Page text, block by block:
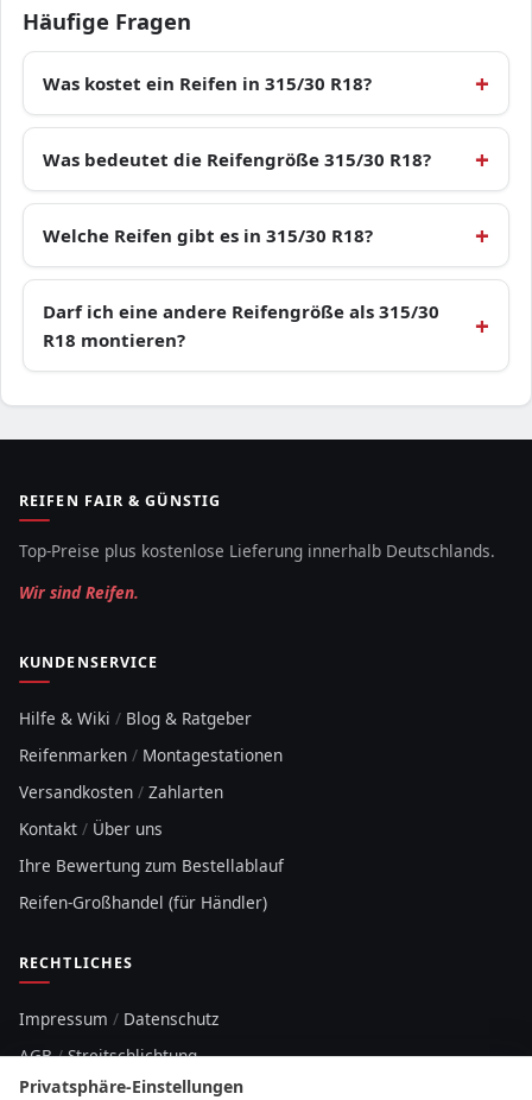
Häufige Fragen
Was kostet ein Reifen in 315/30 R18?
Was bedeutet die Reifengröße 315/30 R18?
Welche Reifen gibt es in 315/30 R18?
Darf ich eine andere Reifengröße als 315/30
R18 montieren?
REIFEN FAIR & GÜNSTIG
Top-Preise plus kostenlose Lieferung innerhalb Deutschlands.
Wir sind Reifen.
KUNDENSERVICE
Hilfe & Wiki / Blog & Ratgeber
Reifenmarken / Montagestationen
Versandkosten / Zahlarten
Kontakt / Über uns
Ihre Bewertung zum Bestellablauf
Reifen-Großhandel (für Händler)
RECHTLICHES
Impressum / Datenschutz
AGB/Streitschlichtung
Sitemap
Privatsphäre-Einstellungen